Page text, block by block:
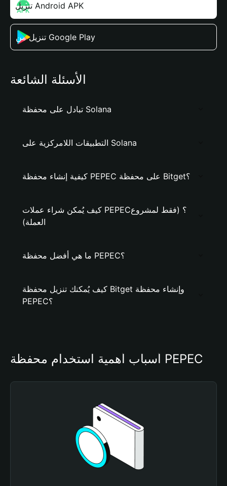
تنزيل Android APK
تنزيل من Google Play
الأسئلة الشائعة
تبادل على محفظة Solana
التطبيقات اللامركزية على Solana
كيفية إنشاء محفظة PEPEC على محفظة Bitget؟
كيف يُمكن شراء عملات PEPEC؟ (فقط لمشروع
العملة)
ما هي أفضل محفظة PEPEC؟
كيف يُمكنك تنزيل محفظة Bitget وإنشاء محفظة
PEPEC؟
أسباب أهمية استخدام محفظة PEPEC